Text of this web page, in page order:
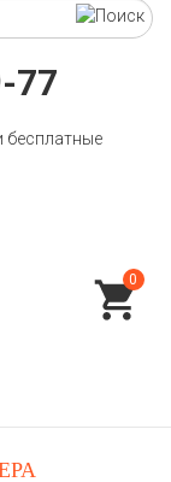
77
бесплатные
0